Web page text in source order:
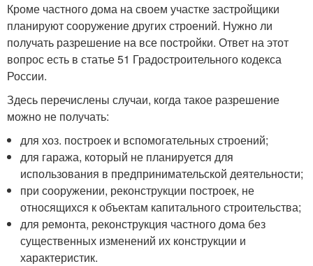
Кроме частного дома на своем участке застройщики
планируют сооружение других строений. Нужно ли
получать разрешение на все постройки. Ответ на этот
вопрос есть в статье 51 Градостроительного кодекса
России.
Здесь перечислены случаи, когда такое разрешение
можно не получать:
для хоз. построек и вспомогательных строений;
для гаража, который не планируется для
использования в предпринимательской деятельности;
при сооружении, реконструкции построек, не
относящихся к объектам капитального строительства;
для ремонта, реконструкция частного дома без
существенных изменений их конструкции и
характеристик.